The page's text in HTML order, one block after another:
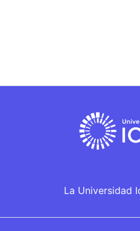
La Universidad